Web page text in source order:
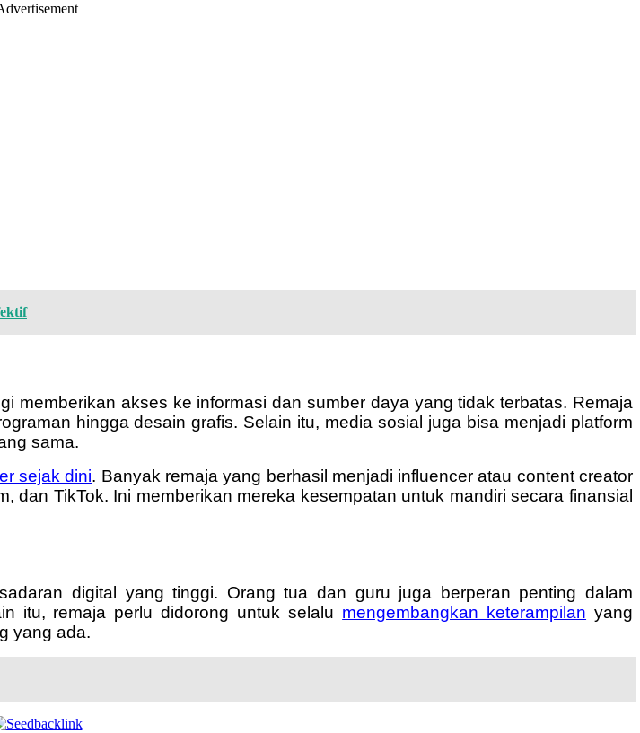
memberikan akses ke informasi dan sumber daya yang tidak terbatas. Remaja
hingga desain grafis. Selain itu, media sosial juga bisa menjadi platform
sama.
sejak dini. Banyak remaja yang berhasil menjadi influencer atau content creator
TikTok. Ini memberikan mereka kesempatan untuk mandiri secara finansial
digital yang tinggi. Orang tua dan guru juga berperan penting dalam
itu, remaja perlu didorong untuk selalu mengembangkan keterampilan yang
yang ada.